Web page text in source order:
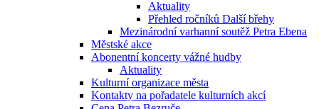
Aktuality
Přehled ročníků Další břehy
Mezinárodní varhanní soutěž Petra Ebena
Městské akce
Abonentní koncerty vážné hudby
Aktuality
Kulturní organizace města
Kontakty na pořadatele kulturních akcí